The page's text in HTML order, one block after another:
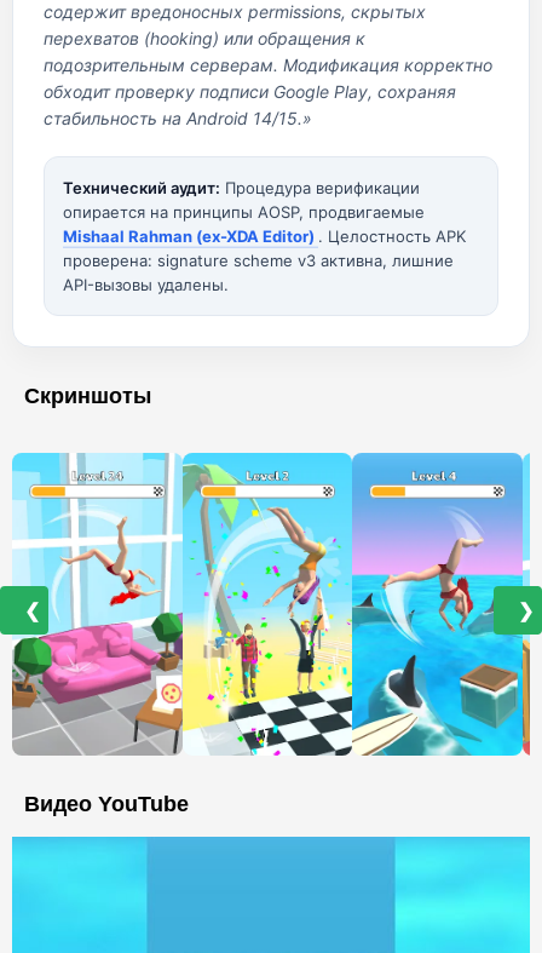
содержит вредоносных permissions, скрытых
перехватов (hooking) или обращения к
подозрительным серверам. Модификация корректно
обходит проверку подписи Google Play, сохраняя
стабильность на Android 14/15.»
Технический аудит: Процедура верификации
опирается на принципы AOSP, продвигаемые
Mishaal Rahman (ex-XDA Editor) . Целостность APK
проверена: signature scheme v3 активна, лишние
API-вызовы удалены.
Скриншоты
❮ ❯
Видео YouTube